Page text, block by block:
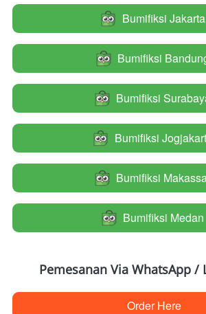
` Bumifiksi Jakarta
` Bumifiksi
` Bumifiksi
` Bumifiksi
` Bumifiksi
` Bumifiksi Medan
Pemesanan Via WhatsApp /
`
Order Here